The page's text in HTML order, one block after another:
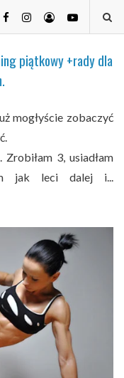
piątkowy +rady dla
mogłyście zobaczyć
3, usiadłam
jak leci dalej i...